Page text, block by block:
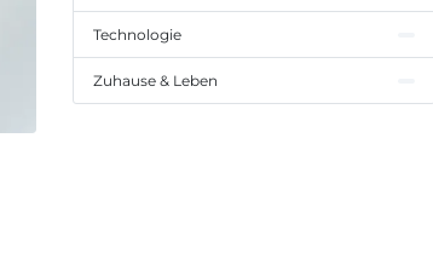
Technologie
Zuhause & Leben